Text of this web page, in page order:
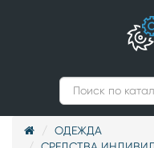
ОДЕЖДА